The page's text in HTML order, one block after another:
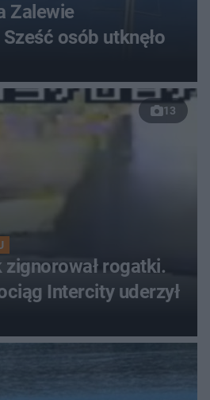
Zalewie
osób utknęło
13
rogatki.
Intercity uderzył